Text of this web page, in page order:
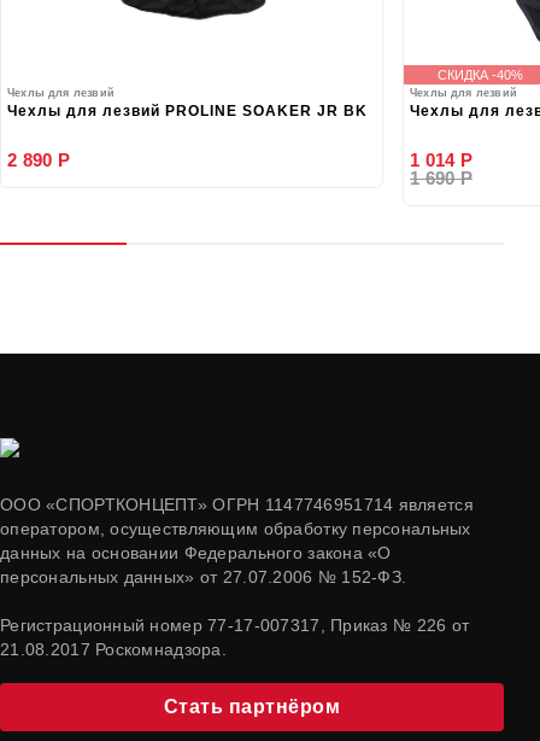
Чехлы для лезвий
Чехлы для лезвий PROLINE SOAKER JR BK
2 890 Р
СКИДКА -40%
Чехлы для лезвий
Чехлы для
1 014 Р
1 690 Р
ООО «СПОРТКОНЦЕПТ» ОГРН 1147746951714 является
оператором, осуществляющим обработку персональных
данных на основании Федерального закона «О
персональных данных» от 27.07.2006 № 152-ФЗ.
Регистрационный номер 77-17-007317, Приказ № 226 от
21.08.2017 Роскомнадзора.
Стать партнёром